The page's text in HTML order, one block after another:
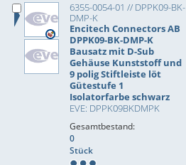
6355-0054-01 // DPPK09-BK-
DMP-K
Encitech Connectors AB
DPPK09-BK-DMP-K
Bausatz mit D-Sub
Gehäuse Kunststoff und
9 polig Stiftleiste löt
Gütestufe 1
Isolatorfarbe schwarz
EVE: DPPK09BKDMPK
Gesamtbestand:
0
Stück